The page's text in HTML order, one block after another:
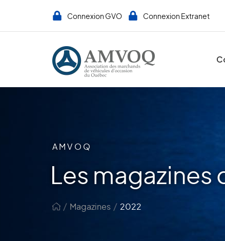
Connexion GVO Connexion Extranet
AMVOQ
Les magazines
/ Magazines / 2022